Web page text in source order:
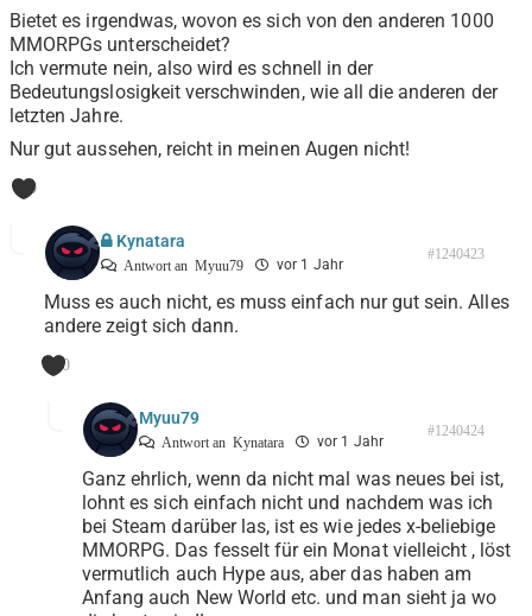
Bietet es irgendwas, wovon es sich von den anderen 1000
MMORPGs unterscheidet?
Ich vermute nein, also wird es schnell in der
Bedeutungslosigkeit verschwinden, wie all die anderen der
letzten Jahre.
Nur gut aussehen, reicht in meinen Augen nicht!
0
Kynatara
Antwort an Myuu79 vor 1 Jahr
#1240423
Muss es auch nicht, es muss einfach nur gut sein. Alles
andere zeigt sich dann.
0
Myuu79
Antwort an Kynatara vor 1 Jahr
#1240424
Ganz ehrlich, wenn da nicht mal was neues bei ist,
lohnt es sich einfach nicht und nachdem was ich
bei Steam darüber las, ist es wie jedes x-beliebige
MMORPG. Das fesselt für ein Monat vielleicht , löst
vermutlich auch Hype aus, aber das haben am
Anfang auch New World etc. und man sieht ja wo